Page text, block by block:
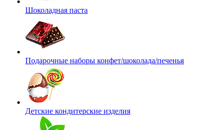
Шоколадная паста
Подарочные наборы конфет/шоколада/печенья
Детские кондитерские изделия